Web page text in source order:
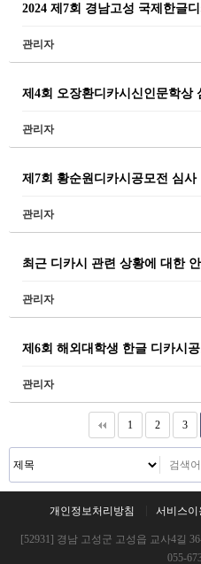
2024 제7회 경남고성 국제한글
관리자
제4회 오장환디카시신인문학상
관리자
제7회 황순원디카시공모전 심사
관리자
최근 디카시 관련 상황에 대한
관리자
제6회 해외대학생 한글 디카시
관리자
1 2 3
개인정보처리방침 서비스이
[52931] 경남 고성군 고성읍 교사4길
055-